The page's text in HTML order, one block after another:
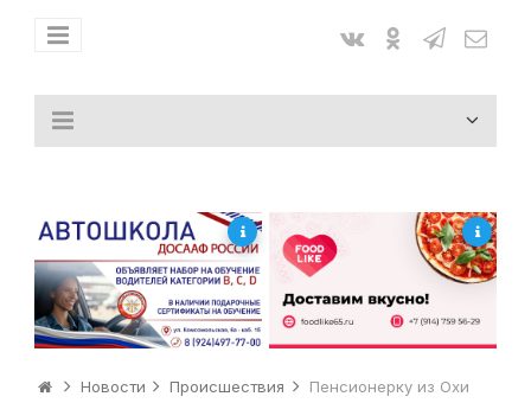
Новости Происшествия
Пенсионерку из Охи